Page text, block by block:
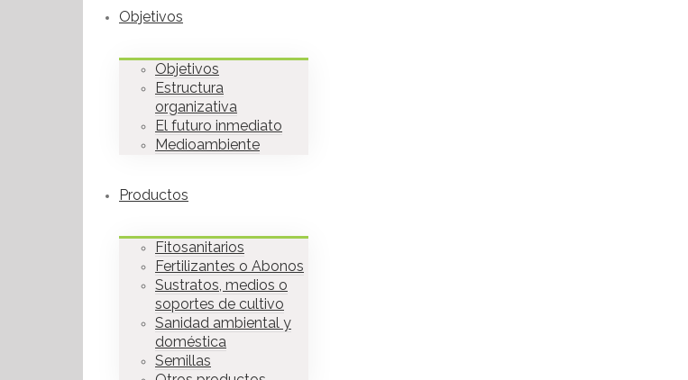
Objetivos
Objetivos
Estructura
organizativa
El futuro inmediato
Medioambiente
Productos
Fitosanitarios
Fertilizantes o Abonos
Sustratos, medios o
soportes de cultivo
Sanidad ambiental y
doméstica
Semillas